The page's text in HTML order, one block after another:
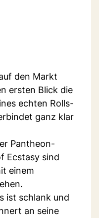
den Markt
ersten Blick die
echten Rolls-
ganz klar
Pantheon-
Ecstasy sind
einem
ist schlank und
an seine